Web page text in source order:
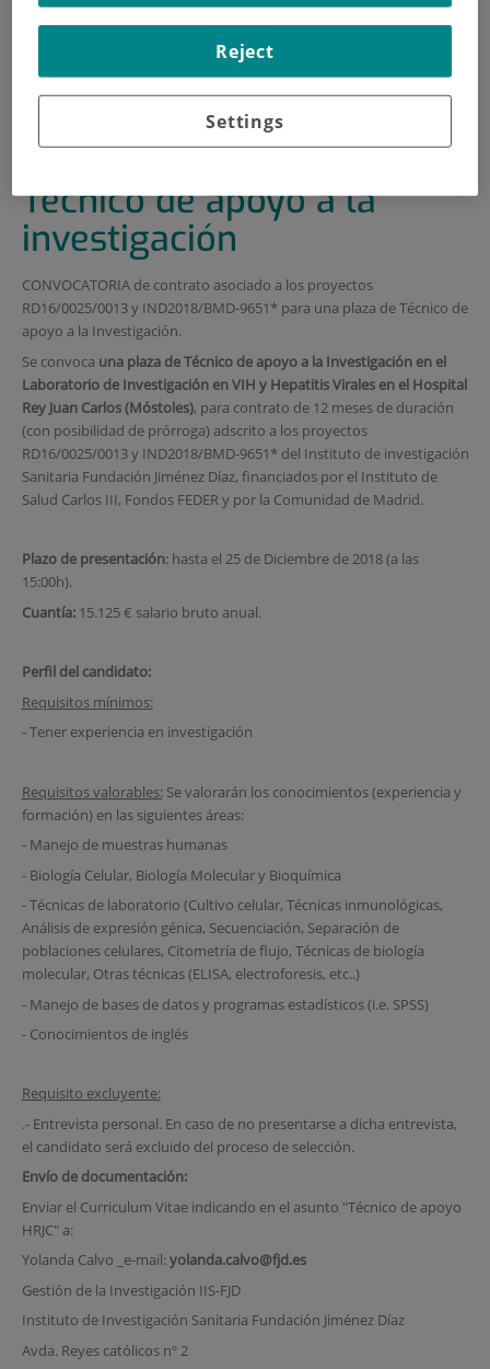
CONVOCATORIA de
contrato asociado a
proyecto RD16/0025/0013
y IND2018/BMD-9651 de
Técnico de apoyo a la
investigación
CONVOCATORIA de contrato asociado a los proyectos
RD16/0025/0013 y IND2018/BMD-9651* para una plaza de Técnico de
apoyo a la Investigación.
Se convoca una plaza de Técnico de apoyo a la Investigación en el
Laboratorio de Investigación en VIH y Hepatitis Virales en el Hospital
Rey Juan Carlos (Móstoles), para contrato de 12 meses de duración
(con posibilidad de prórroga) adscrito a los proyectos
RD16/0025/0013 y IND2018/BMD-9651* del Instituto de investigación
Sanitaria Fundación Jiménez Díaz, financiados por el Instituto de
Salud Carlos III, Fondos FEDER y por la Comunidad de Madrid.
Plazo de presentación: hasta el 25 de Diciembre de 2018 (a las
15:00h).
Cuantía:15.125 € salario bruto anual.
Perfil del candidato:
Requisitos mínimos:
- Tener experiencia en investigación
Requisitos valorables:Se valorarán los conocimientos (experiencia y
formación) en las siguientes áreas:
- Manejo de muestras humanas
- Biología Celular, Biología Molecular y Bioquímica
- Técnicas de laboratorio (Cultivo celular, Técnicas inmunológicas,
Análisis de expresión génica, Secuenciación, Separación de
poblaciones celulares, Citometría de flujo, Técnicas de biología
molecular, Otras técnicas (ELISA, electroforesis, etc..)
- Manejo de bases de datos y programas estadísticos (i.e. SPSS)
- Conocimientos de inglés
Requisito excluyente:
.- Entrevista personal. En caso de no presentarse a dicha entrevista,
el candidato será excluido del proceso de selección.
Envío de documentación:
Enviar el Curriculum Vitae indicando en el asunto "Técnico de apoyo
HRJC" a:
Yolanda Calvo _e-mail:yolanda.calvo@fjd.es
Gestión de la Investigación IIS-FJD
Instituto de Investigación Sanitaria Fundación Jiménez Díaz
Avda. Reyes católicos nº 2
Settings
Reject